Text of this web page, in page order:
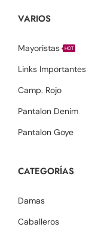
VARIOS
Mayoristas HOT
Links Importantes
Camp. Rojo
Pantalon Denim
Pantalon Goye
CATEGORÍAS
Damas
Caballeros